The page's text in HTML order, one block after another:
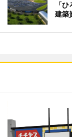
「
建築